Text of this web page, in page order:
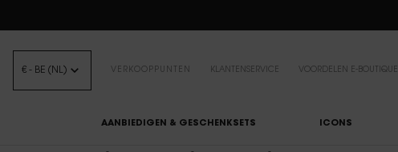
€ - BE (NL) VERKOOPPUNTEN KLANTENSERVICE VOORDELEN E-BOUTIQUE
AANBIEDIGEN & GESCHENKSETS ICONS